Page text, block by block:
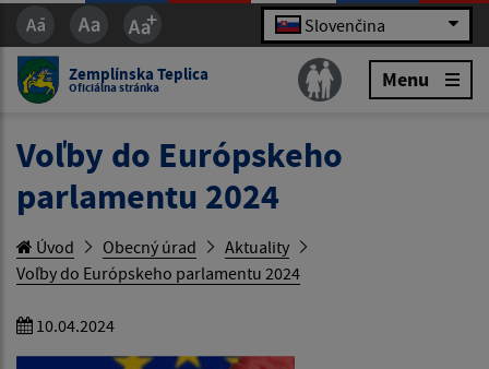
Slovenčina
Zemplínska Teplica
Oficiálna stránka Menu
Voľby do Európskeho
parlamentu 2024
Úvod Obecný úrad
Aktuality
Voľby do Európskeho parlamentu 2024
10.04.2024